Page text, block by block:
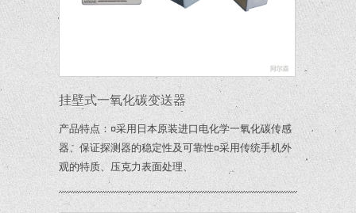
挂壁式一氧化碳变送器
产品特点：¤采用日本原装进口电化学一氧化碳传感
器、保证探测器的稳定性及可靠性¤采用传统手机外
观的特质、压克力表面处理、